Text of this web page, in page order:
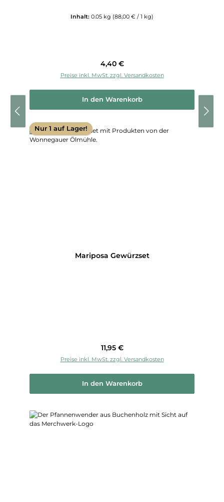
Inhalt: 0.05 kg (88,00 € / 1 kg)
Regulärer Preis:
4,40 €
Preise inkl. MwSt. zzgl. Versandkosten
In den Warenkorb
Nur 1 auf Lager!
Mariposa Gewürzset
Regulärer Preis:
11,95 €
Preise inkl. MwSt. zzgl. Versandkosten
In den Warenkorb